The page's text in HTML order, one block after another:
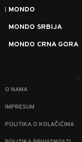
MONDO
MONDO SRBIJA
MONDO CRNA GORA
O NAMA
IMPRESUM
POLITIKA O KOLAČIĆIMA